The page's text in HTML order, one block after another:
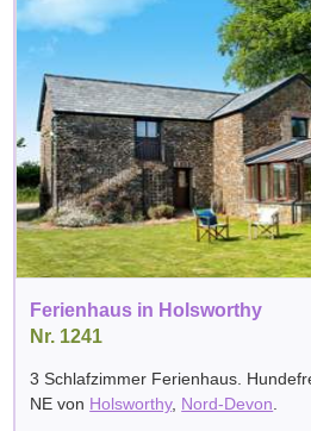
Ferienhaus in Holsworthy
Nr. 1241
3 Schlafzimmer Ferienhaus.
NE von Holsworthy, Nord-Devon